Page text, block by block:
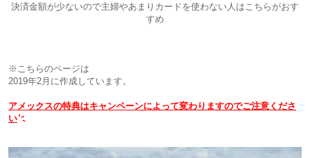
決済金額が少ないので主婦やあまりカードを使わない人はこちらがおす
すめ
※こちらのページは
2019年2月に作成しています。
アメックスの特典はキャンペーンによって変わりますのでご注意くださ
い